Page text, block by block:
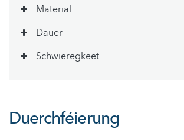
Material
Dauer
Schwieregkeet
Duerchféierung